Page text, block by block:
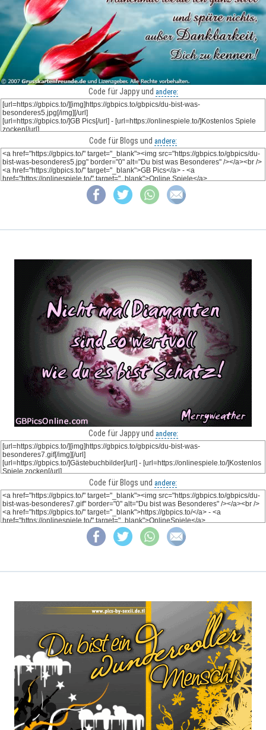
Code für Jappy und andere:
Code für Blogs und andere:
Code für Jappy und andere:
Code für Blogs und andere: